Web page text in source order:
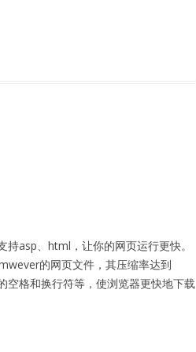
asp、html，让你的网页运行更快。
的网页文件，其压缩率达到
空格和换行符等，使浏览器更快地下载